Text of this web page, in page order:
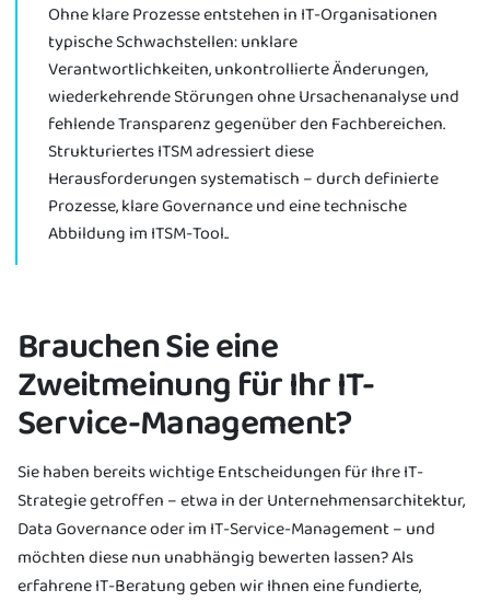
Ohne klare Prozesse entstehen in IT-Organisationen
typische Schwachstellen: unklare
Verantwortlichkeiten, unkontrollierte Änderungen,
wiederkehrende Störungen ohne Ursachenanalyse und
fehlende Transparenz gegenüber den Fachbereichen.
Strukturiertes ITSM adressiert diese
Herausforderungen systematisch – durch definierte
Prozesse, klare Governance und eine technische
Abbildung im ITSM-Tool..
Brauchen Sie eine
Zweitmeinung für Ihr IT-
Service-Management?
Sie haben bereits wichtige Entscheidungen für Ihre IT-
Strategie getroffen – etwa in der Unternehmensarchitektur,
Data Governance oder im IT-Service-Management – und
möchten diese nun unabhängig bewerten lassen? Als
erfahrene IT-Beratung geben wir Ihnen eine fundierte,